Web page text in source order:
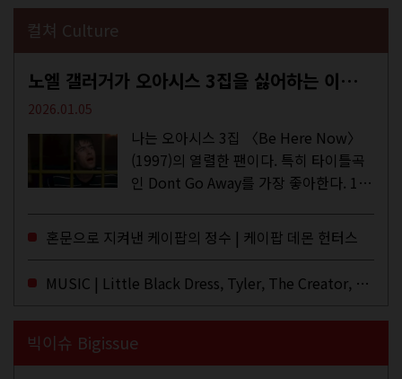
컬쳐 Culture
노엘 갤러거가 오아시스 3집을 싫어하는 이유 | DEFINITELY MAYBE, AGAIN
2026.01.05
나는 오아시스 3집 〈Be Here Now〉
(1997)의 열렬한 팬이다. 특히 타이틀곡
인 Dont Go Away를 가장 좋아한다. 15
이브·데모·부틀렉을 합쳐 3만 번 이상은
듣지 않았나 싶다. 이토록...
혼문으로 지켜낸 케이팝의 정수 | 케이팝 데몬 헌터스
MUSIC | Little Black Dress, Tyler, The Creator, Essie Jain
빅이슈 Bigissue